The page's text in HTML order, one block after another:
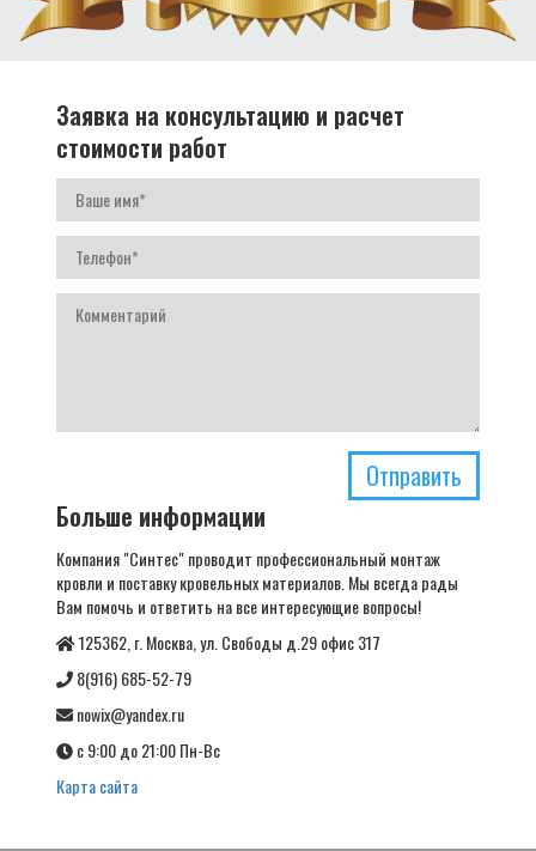
Заявка на консультацию и расчет
стоимости работ
Отправить
Больше информации
Компания "Синтес" проводит профессиональный монтаж
кровли и поставку кровельных материалов. Мы всегда рады
Вам помочь и ответить на все интересующие вопросы!
125362, г. Москва, ул. Свободы д.29 офис 317
8(916) 685-52-79
nowix@yandex.ru
с 9:00 до 21:00 Пн-Вс
Карта сайта